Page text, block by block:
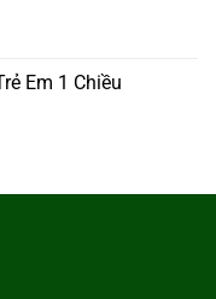
Em 1 Chiều